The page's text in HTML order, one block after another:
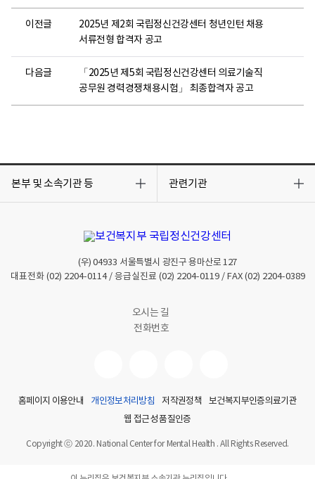
이전글
2025년 제2회 국립정신건강센터 청년인턴 채용
서류전형 합격자 공고
다음글
「2025년 제5회 국립정신건강센터 의료기술직
공무원 경력경쟁채용시험」 최종합격자 공고
본부 및 소속기관 등
기
관련기관
기
(우)04933 서울특별시 광진구 용마산로 127
대표전화 (02) 2204-0114/ 응급실진료 (02) 2204-0119/ FAX (02) 2204-0389
오시는 길
전화번호
홈페이지 이용안내 개인정보처리방침 저작권정책
보건복지부인증의료기관
웹 접근성 품질인증
Copyright ⓒ 2020. National Center for Mental Health . All Rights Reserved.